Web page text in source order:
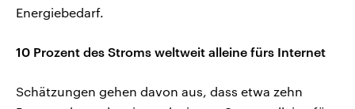
Energiebedarf.
10 Prozent des Stroms weltweit alleine fürs Internet
Schätzungen gehen davon aus, dass etwa zehn